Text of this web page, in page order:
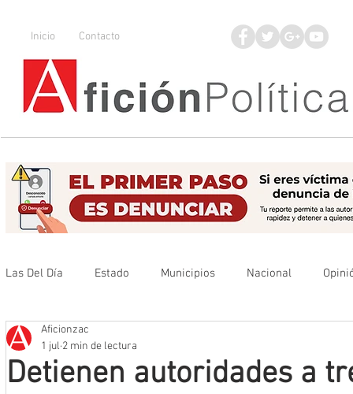
Inicio Contacto
Las Del Día Estado Municipios Nacional
Que no se olvide
Detienen autoridades a
Aficionzac
1 jul 2 min de lectura